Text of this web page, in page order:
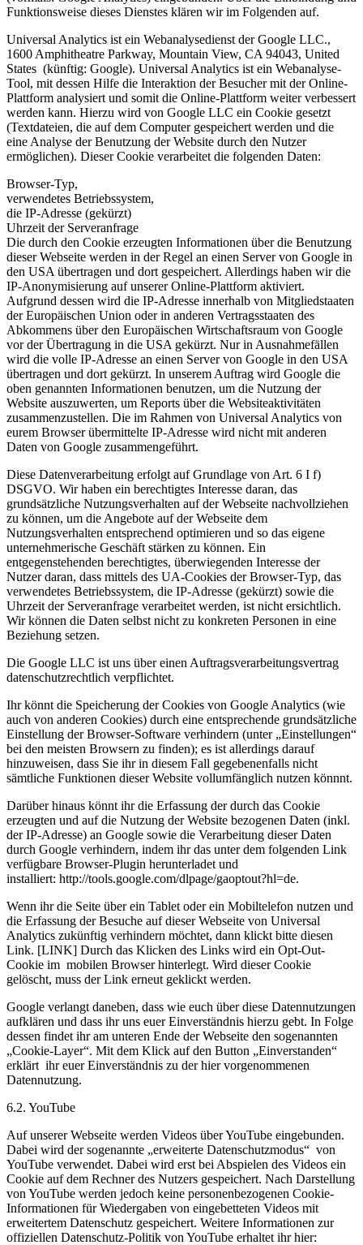
Funktionsweise dieses Dienstes klären wir im Folgenden auf.
Universal Analytics ist ein Webanalysedienst der Google LLC.,
1600 Amphitheatre Parkway, Mountain View, CA 94043, United
States (künftig: Google). Universal Analytics ist ein Webanalyse-
Tool, mit dessen Hilfe die Interaktion der Besucher mit der Online-
Plattform analysiert und somit die Online-Plattform weiter verbessert
werden kann. Hierzu wird von Google LLC ein Cookie gesetzt
(Textdateien, die auf dem Computer gespeichert werden und die
eine Analyse der Benutzung der Website durch den Nutzer
ermöglichen). Dieser Cookie verarbeitet die folgenden Daten:
Browser-Typ,
verwendetes Betriebssystem,
die IP-Adresse (gekürzt)
Uhrzeit der Serveranfrage
Die durch den Cookie erzeugten Informationen über die Benutzung
dieser Webseite werden in der Regel an einen Server von Google in
den USA übertragen und dort gespeichert. Allerdings haben wir die
IP-Anonymisierung auf unserer Online-Plattform aktiviert.
Aufgrund dessen wird die IP-Adresse innerhalb von Mitgliedstaaten
der Europäischen Union oder in anderen Vertragsstaaten des
Abkommens über den Europäischen Wirtschaftsraum von Google
vor der Übertragung in die USA gekürzt. Nur in Ausnahmefällen
wird die volle IP-Adresse an einen Server von Google in den USA
übertragen und dort gekürzt. In unserem Auftrag wird Google die
oben genannten Informationen benutzen, um die Nutzung der
Website auszuwerten, um Reports über die Websiteaktivitäten
zusammenzustellen. Die im Rahmen von Universal Analytics von
eurem Browser übermittelte IP-Adresse wird nicht mit anderen
Daten von Google zusammengeführt.
Diese Datenverarbeitung erfolgt auf Grundlage von Art. 6 I f)
DSGVO. Wir haben ein berechtigtes Interesse daran, das
grundsätzliche Nutzungsverhalten auf der Webseite nachvollziehen
zu können, um die Angebote auf der Webseite dem
Nutzungsverhalten entsprechend optimieren und so das eigene
unternehmerische Geschäft stärken zu können. Ein
entgegenstehenden berechtigtes, überwiegenden Interesse der
Nutzer daran, dass mittels des UA-Cookies der Browser-Typ, das
verwendetes Betriebssystem, die IP-Adresse (gekürzt) sowie die
Uhrzeit der Serveranfrage verarbeitet werden, ist nicht ersichtlich.
Wir können die Daten selbst nicht zu konkreten Personen in eine
Beziehung setzen.
Die Google LLC ist uns über einen Auftragsverarbeitungsvertrag
datenschutzrechtlich verpflichtet.
Ihr könnt die Speicherung der Cookies von Google Analytics (wie
auch von anderen Cookies) durch eine entsprechende grundsätzliche
Einstellung der Browser-Software verhindern (unter „Einstellungen“
bei den meisten Browsern zu finden); es ist allerdings darauf
hinzuweisen, dass Sie ihr in diesem Fall gegebenenfalls nicht
sämtliche Funktionen dieser Website vollumfänglich nutzen könnnt.
Darüber hinaus könnt ihr die Erfassung der durch das Cookie
erzeugten und auf die Nutzung der Website bezogenen Daten (inkl.
der IP-Adresse) an Google sowie die Verarbeitung dieser Daten
durch Google verhindern, indem ihr das unter dem folgenden Link
verfügbare Browser-Plugin herunterladet und
installiert: http://tools.google.com/dlpage/gaoptout?hl=de.
Wenn ihr die Seite über ein Tablet oder ein Mobiltelefon nutzen und
die Erfassung der Besuche auf dieser Webseite von Universal
Analytics zukünftig verhindern möchtet, dann klickt bitte diesen
Link. [LINK] Durch das Klicken des Links wird ein Opt-Out-
Cookie im mobilen Browser hinterlegt. Wird dieser Cookie
gelöscht, muss der Link erneut geklickt werden.
Google verlangt daneben, dass wie euch über diese Datennutzungen
aufklären und dass ihr uns euer Einverständnis hierzu gebt. In Folge
dessen findet ihr am unteren Ende der Webseite den sogenannten
„Cookie-Layer“. Mit dem Klick auf den Button „Einverstanden“
erklärt ihr euer Einverständnis zu der hier vorgenommenen
Datennutzung.
6.2. YouTube
Auf unserer Webseite werden Videos über YouTube eingebunden.
Dabei wird der sogenannte „erweiterte Datenschutzmodus“ von
YouTube verwendet. Dabei wird erst bei Abspielen des Videos ein
Cookie auf dem Rechner des Nutzers gespeichert. Nach Darstellung
von YouTube werden jedoch keine personenbezogenen Cookie-
Informationen für Wiedergaben von eingebetteten Videos mit
erweitertem Datenschutz gespeichert. Weitere Informationen zur
offiziellen Datenschutz-Politik von YouTube erhaltet ihr hier: